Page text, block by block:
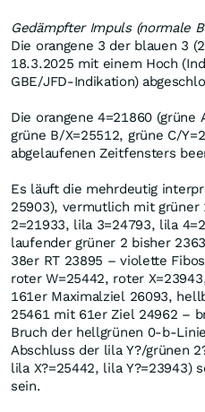
Gedämpfter Impuls (normale
Die orangene 3 der blauen 3
18.3.2025 mit einem Hoch
GBE/JFD-Indikation)
Die orangene 4=21860 (grüne
grüne B/X=25512, grüne C/
abgelaufenen Zeitfensters
Es läuft die mehrdeutig
25903), vermutlich mit grüner
2=21933, lila 3=24793, lila
laufender grüner 2 bisher
38er RT 23895 – violette
roter W=25442, roter
161er Maximalziel 26093,
25461 mit 61er Ziel 24962 –
Bruch der hellgrünen 0-b-
Abschluss der lila Y?/grünen
lila X?=25442, lila Y?=23943)
sein.